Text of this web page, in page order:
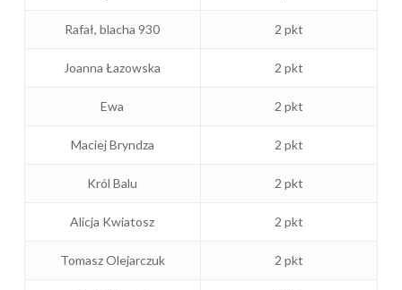
Rafał, blacha 930 2 pkt
Joanna Łazowska 2 pkt
Ewa 2 pkt
Maciej Bryndza 2 pkt
Król Balu 2 pkt
Alicja Kwiatosz 2 pkt
Tomasz Olejarczuk 2 pkt